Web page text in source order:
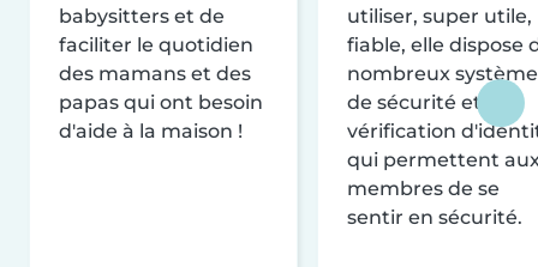
babysitters et de
faciliter le quotidien
des mamans et des
papas qui ont besoin
d'aide à la maison !
utiliser, super utile,
fiable, elle dispose
nombreux
de sécurité et de
vérification
qui permettent
membres de se
sentir en sécurité.